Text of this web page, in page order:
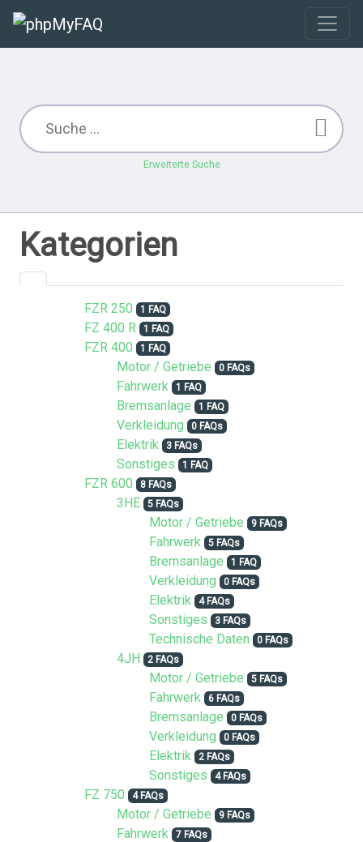
Erweiterte Suche
Kategorien
FZR 250 1 FAQ
FZ 400 R 1 FAQ
FZR 400 1 FAQ
Motor / Getriebe 0 FAQs
Fahrwerk 1 FAQ
Bremsanlage 1 FAQ
Verkleidung 0 FAQs
Elektrik 3 FAQs
Sonstiges 1 FAQ
FZR 600 8 FAQs
3HE 5 FAQs
Motor / Getriebe 9 FAQs
Fahrwerk 5 FAQs
Bremsanlage 1 FAQ
Verkleidung 0 FAQs
Elektrik 4 FAQs
Sonstiges 3 FAQs
Technische Daten 0 FAQs
4JH 2 FAQs
Motor / Getriebe 5 FAQs
Fahrwerk 6 FAQs
Bremsanlage 0 FAQs
Verkleidung 0 FAQs
Elektrik 2 FAQs
Sonstiges 4 FAQs
FZ 750 4 FAQs
Motor / Getriebe 9 FAQs
Fahrwerk 7 FAQs